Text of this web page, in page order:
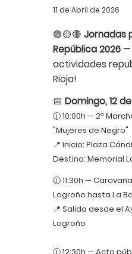
11 de Abril de 2026
🟣🟡🔴 Jornadas
República 2026 —
actividades
Rioja!
📅 Domingo, 12
🕦 10:00h — 2ª
"Mujeres de Negro"
📍 Inicio: Plaza
Destino: Memorial
🕦 11:30h —
Logroño hasta La
📍 Salida desde el
Logroño